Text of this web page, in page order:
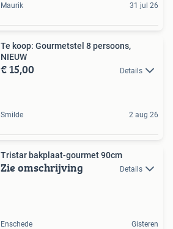
Maurik 31 jul 26
Te koop: Gourmetstel 8 persoons,
NIEUW
€ 15,00 Details
Smilde 2 aug 26
Tristar bakplaat-gourmet 90cm
Zie omschrijving Details
Enschede Gisteren